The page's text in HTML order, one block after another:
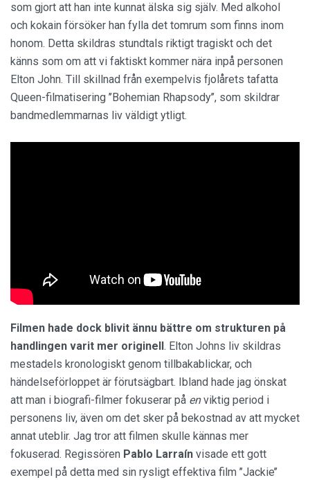
som gjort att han inte kunnat älska sig själv. Med alkohol
och kokain försöker han fylla det tomrum som finns inom
honom. Detta skildras stundtals riktigt tragiskt och det
känns som om att vi faktiskt kommer nära inpå personen
Elton John. Till skillnad från exempelvis fjolårets tafatta
Queen-filmatisering ’’Bohemian Rhapsody’’, som skildrar
bandmedlemmarnas liv väldigt ytligt.
Filmen hade dock blivit ännu bättre om strukturen på
handlingen varit mer originell. Elton Johns liv skildras
mestadels kronologiskt genom tillbakablickar, och
händelseförloppet är förutsägbart. Ibland hade jag önskat
att man i biografi-filmer fokuserar på enviktig period i
personens liv, även om det sker på bekostnad av att mycket
annat uteblir. Jag tror att filmen skulle kännas mer
fokuserad. Regissören Pablo Larraín visade ett gott
exempel på detta med sin rysligt effektiva film ’’Jackie’’